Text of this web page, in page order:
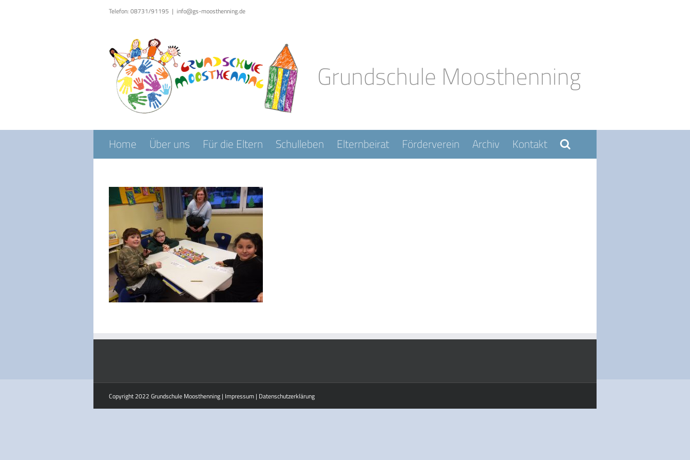
Telefon: 08731/91195 | info@gs-moosthenning.de
Grundschule Moosthenning
Home Über uns Für die Eltern Schulleben Elternbeirat Förderverein Archiv Kontakt
Copyright 2022 Grundschule Moosthenning | Impressum | Datenschutzerklärung